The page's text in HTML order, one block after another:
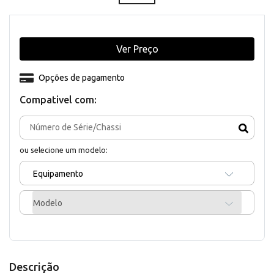
Compativel com:
ou selecione um modelo:
Equipamento
Modelo
Opções de pagamento
Ver Preço
Descrição